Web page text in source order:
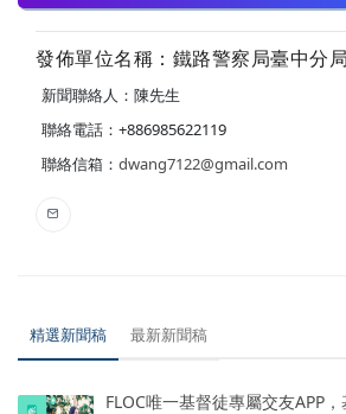
發佈單位名稱：鐵路警察局臺中分
新聞聯絡人：陳先生
聯絡電話：+886985622119
聯絡信箱： dwang7122@gmail.com
精選新聞稿 最新新聞稿
FLOC唯一基督徒專屬交友APP